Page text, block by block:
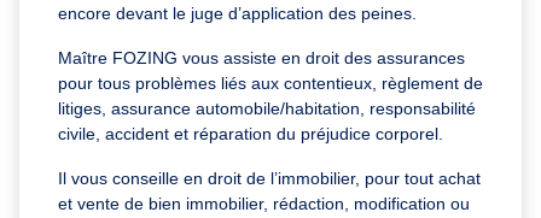
encore devant le juge d’application des peines.
Maître FOZING vous assiste en droit des assurances
pour tous problèmes liés aux contentieux, règlement de
litiges, assurance automobile/habitation, responsabilité
civile, accident et réparation du préjudice corporel.
Il vous conseille en droit de l’immobilier, pour tout achat
et vente de bien immobilier, rédaction, modification ou